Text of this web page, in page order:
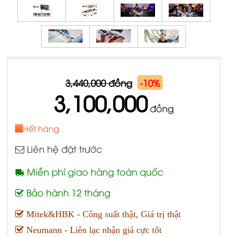
3,440,000 đồng -10%
3,100,000đồng
Hết hàng
Liên hệ đặt trước
Miễn phí giao hàng toàn quốc
Bảo hành 12 tháng
Mitek&HBK - Công suất thật, Giá trị thật
Neumann - Liên lạc nhận giá cực tốt